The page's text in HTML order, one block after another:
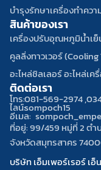
บำรุงรักษาเครื่องทำควา
สินค้าของเรา
เครื่องปรับอุณหภูมิน้ำเ
คูลลิ่งทาวเวอร์ (Cooling
อะไหล่ชิลเลอร์ อะไหล่เค
ติดต่อเรา
โทร:081-569-2974 ,
ไลน์:sompoch15
อีเมล:
ที่อยู่: 99/459 หมู่ที่ 2 ต
จังหวัดสมุทรสาคร
บริษัท เอ็มเพอร์เรอร์ เ